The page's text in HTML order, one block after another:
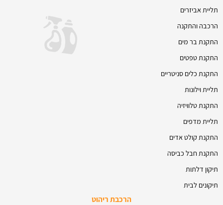
תליית אביזרים
הרכבה והתקנה
התקנת בר מים
התקנת טפטים
התקנת כלים סניטריים
תליית וילונות
התקנת טלוויזיה
תליית מדפים
התקנת קולט אדים
התקנת חבל כביסה
תיקון דלתות
תיקונים לבית
הרכבת ריהוט